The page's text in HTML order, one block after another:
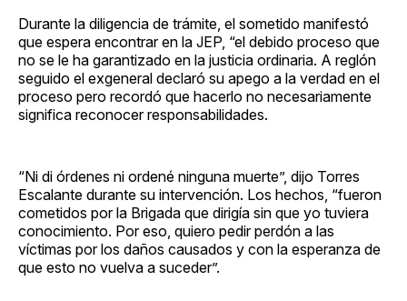
Durante la diligencia de trámite, el sometido manifestó
que espera encontrar en la JEP, “el debido proceso que
no se le ha garantizado en la justicia ordinaria. A reglón
seguido el exgeneral declaró su apego a la verdad en el
proceso pero recordó que hacerlo no necesariamente
significa reconocer responsabilidades.
“Ni di órdenes ni ordené ninguna muerte”, dijo Torres
Escalante durante su intervención. Los hechos, “fueron
cometidos por la Brigada que dirigía sin que yo tuviera
conocimiento. Por eso, quiero pedir perdón a las
víctimas por los daños causados y con la esperanza de
que esto no vuelva a suceder”.